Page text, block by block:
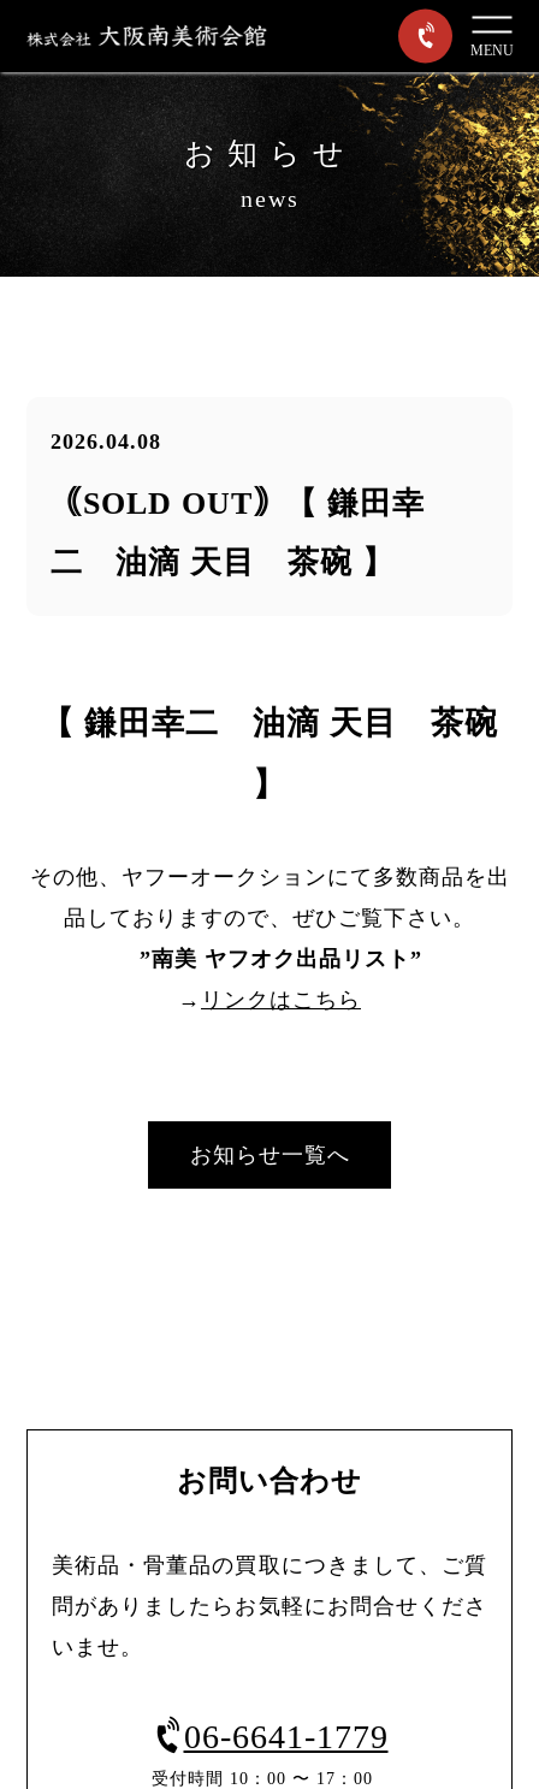
MENU
お知らせ
news
2026.04.08
｟SOLD OUT｠【 鎌田幸
二 油滴 天目 茶碗 】
【 鎌田幸二 油滴 天目 茶碗
】
その他、ヤフーオークションにて多数商品を出
品しておりますので、ぜひご覧下さい。
”南美 ヤフオク出品リスト ”
→ リンクはこちら
お知らせ一覧へ
お問い合わせ
美術品・骨董品の買取につきまして、ご質
問がありましたらお気軽にお問合せくださ
いませ。
06-6641-1779
受付時間 10：00 〜 17：00